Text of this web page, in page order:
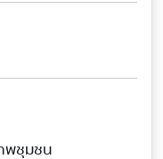
พชุมชน